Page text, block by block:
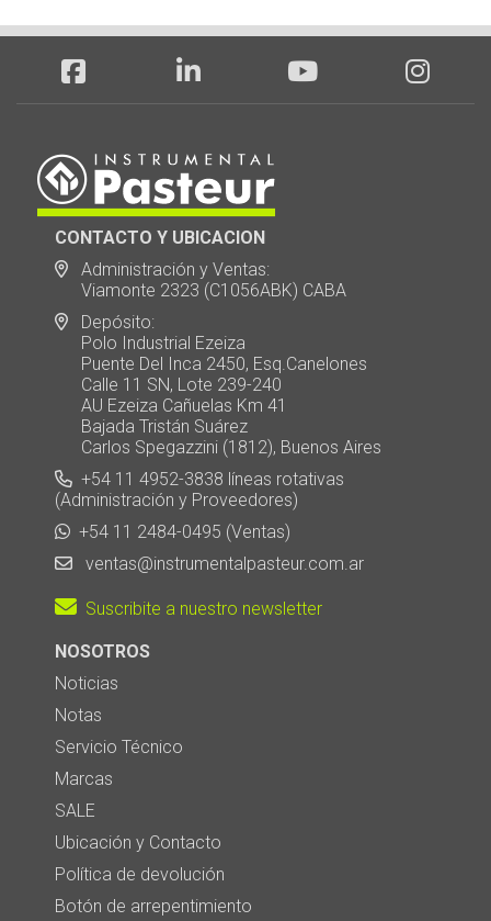
CONTACTO Y UBICACION
Administración y Ventas:
Viamonte 2323 (C1056ABK) CABA
Depósito:
Polo Industrial Ezeiza
Puente Del Inca 2450, Esq.Canelones
Calle 11 SN, Lote 239-240
AU Ezeiza Cañuelas Km 41
Bajada Tristán Suárez
Carlos Spegazzini (1812), Buenos Aires
+54 11 4952-3838 líneas rotativas
(Administración y Proveedores)
+54 11 2484-0495 (Ventas)
ventas@instrumentalpasteur.com.ar
Suscribite a nuestro newsletter
NOSOTROS
Noticias
Notas
Servicio Técnico
Marcas
SALE
Ubicación y Contacto
Política de devolución
Botón de arrepentimiento